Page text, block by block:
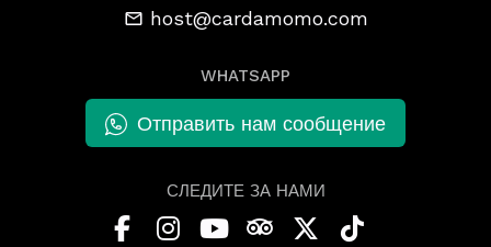
host@cardamomo.com
WHATSAPP
Отправить нам сообщение
СЛЕДИТЕ ЗА НАМИ